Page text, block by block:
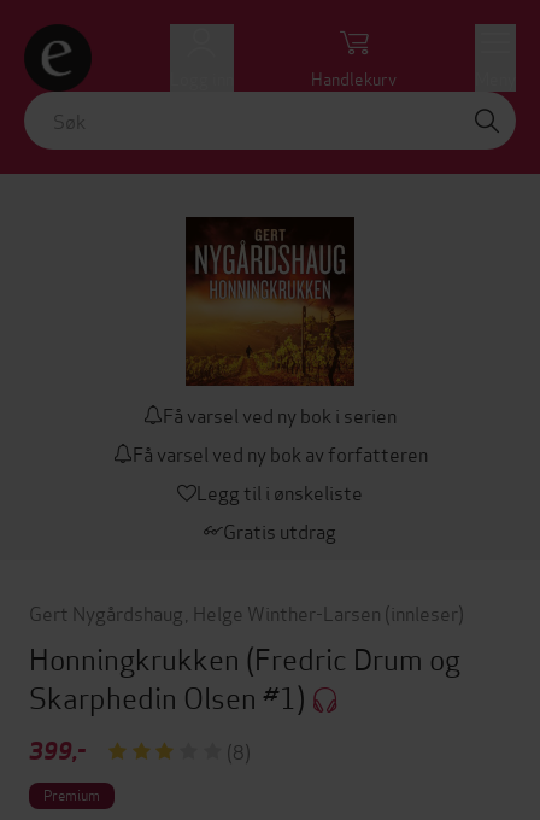
Handlekurv
Få varsel ved ny bok i serien
Få varsel ved ny bok av forfatteren
Legg til i ønskeliste
Gratis utdrag
Gert Nygårdshaug Helge Winther-Larsen (innleser)
Honningkrukken (Fredric Drum og
Skarphedin Olsen #1)
399,- (8)
Premium